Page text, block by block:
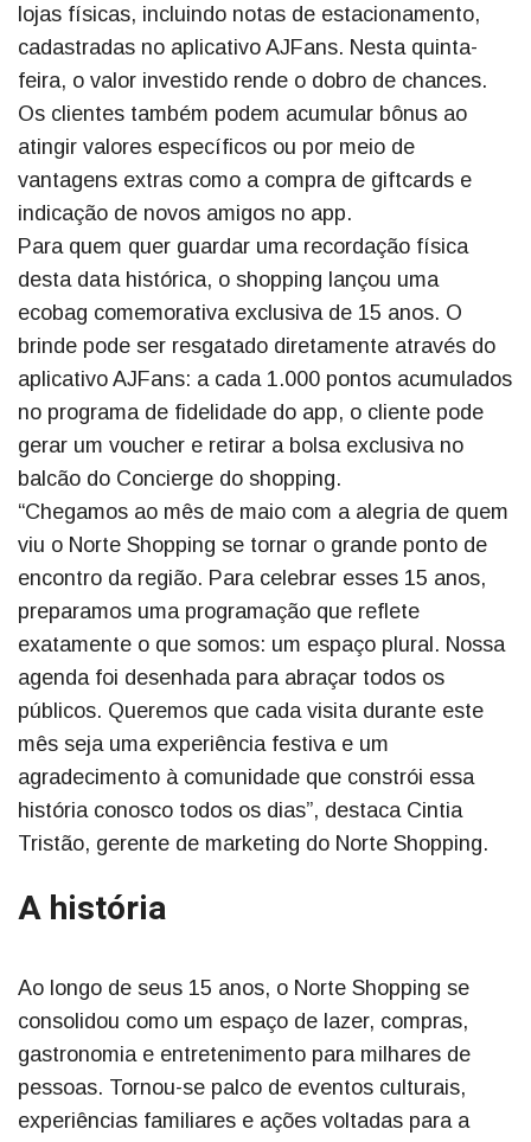
lojas físicas, incluindo notas de estacionamento,
cadastradas no aplicativo AJFans. Nesta quinta-
feira, o valor investido rende o dobro de chances.
Os clientes também podem acumular bônus ao
atingir valores específicos ou por meio de
vantagens extras como a compra de giftcards e
indicação de novos amigos no app.
Para quem quer guardar uma recordação física
desta data histórica, o shopping lançou uma
ecobag comemorativa exclusiva de 15 anos. O
brinde pode ser resgatado diretamente através do
aplicativo AJFans: a cada 1.000 pontos acumulados
no programa de fidelidade do app, o cliente pode
gerar um voucher e retirar a bolsa exclusiva no
balcão do Concierge do shopping.
“Chegamos ao mês de maio com a alegria de quem
viu o Norte Shopping se tornar o grande ponto de
encontro da região. Para celebrar esses 15 anos,
preparamos uma programação que reflete
exatamente o que somos: um espaço plural. Nossa
agenda foi desenhada para abraçar todos os
públicos. Queremos que cada visita durante este
mês seja uma experiência festiva e um
agradecimento à comunidade que constrói essa
história conosco todos os dias”, destaca Cintia
Tristão, gerente de marketing do Norte Shopping.
A história
Ao longo de seus 15 anos, o Norte Shopping se
consolidou como um espaço de lazer, compras,
gastronomia e entretenimento para milhares de
pessoas. Tornou-se palco de eventos culturais,
experiências familiares e ações voltadas para a